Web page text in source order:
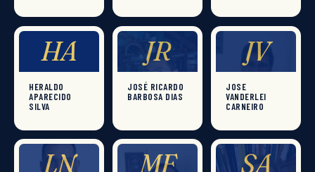
HA
HERALDO
APARECIDO
SILVA
JR
JOSÉ RICARDO
BARBOSA DIAS
JV
JOSE
VANDERLEI
CARNEIRO
LN MF SA